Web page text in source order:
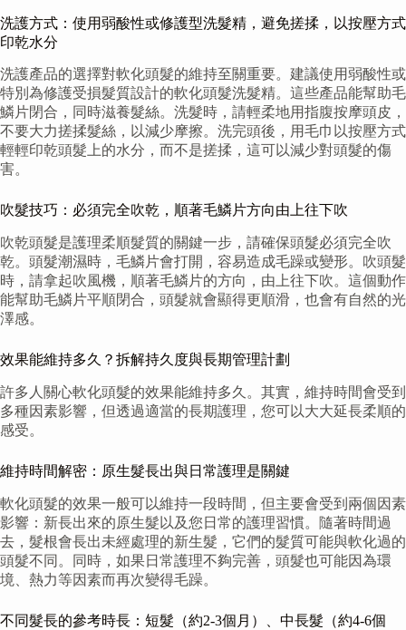
洗護方式：使用弱酸性或修護型洗髮精，避免搓揉，以按壓方式
印乾水分
洗護產品的選擇對軟化頭髮的維持至關重要。建議使用弱酸性或
特別為修護受損髮質設計的軟化頭髮洗髮精。這些產品能幫助毛
鱗片閉合，同時滋養髮絲。洗髮時，請輕柔地用指腹按摩頭皮，
不要大力搓揉髮絲，以減少摩擦。洗完頭後，用毛巾以按壓方式
輕輕印乾頭髮上的水分，而不是搓揉，這可以減少對頭髮的傷
害。
吹髮技巧：必須完全吹乾，順著毛鱗片方向由上往下吹
吹乾頭髮是護理柔順髮質的關鍵一步，請確保頭髮必須完全吹
乾。頭髮潮濕時，毛鱗片會打開，容易造成毛躁或變形。吹頭髮
時，請拿起吹風機，順著毛鱗片的方向，由上往下吹。這個動作
能幫助毛鱗片平順閉合，頭髮就會顯得更順滑，也會有自然的光
澤感。
效果能維持多久？拆解持久度與長期管理計劃
許多人關心軟化頭髮的效果能維持多久。其實，維持時間會受到
多種因素影響，但透過適當的長期護理，您可以大大延長柔順的
感受。
維持時間解密：原生髮長出與日常護理是關鍵
軟化頭髮的效果一般可以維持一段時間，但主要會受到兩個因素
影響：新長出來的原生髮以及您日常的護理習慣。隨著時間過
去，髮根會長出未經處理的新生髮，它們的髮質可能與軟化過的
頭髮不同。同時，如果日常護理不夠完善，頭髮也可能因為環
境、熱力等因素而再次變得毛躁。
不同髮長的參考時長：短髮（約2-3個月）、中長髮（約4-6個